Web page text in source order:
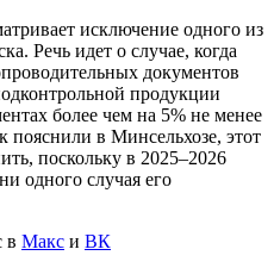
исключение одного из
Речь идет о случае, когда
документов
продукции
более чем на 5% не менее
пояснили в Минсельхозе, этот
поскольку в 2025–2026
одного случая его
в Макс и ВК